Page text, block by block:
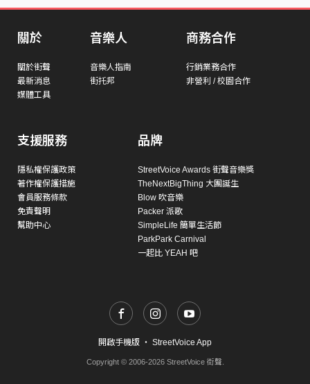
關於
關於街聲
最新消息
媒體工具
音樂人
音樂人指南
街托邦
商務合作
行銷業務合作
非營利 / 校園合作
支援服務
隱私權保護政策
著作權保護措施
會員服務條款
免責聲明
幫助中心
品牌
StreetVoice Awards 街聲音樂獎
TheNextBigThing 大團誕生
Blow 吹音樂
Packer 派歌
SimpleLife 簡單生活節
ParkPark Carnival
一起比 YEAH 吧
開啟手機版 ・ StreetVoice App
Copyright © 2006-2026 StreetVoice 街聲.